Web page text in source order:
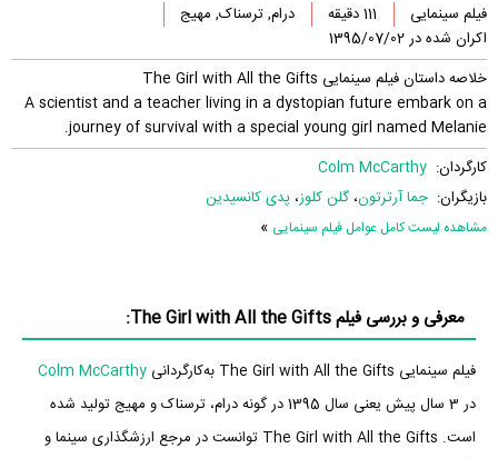
فیلم سینمایی 111 دقیقه
درام, ترسناک, مهیج
اکران شده در 1395/07/02
خلاصه داستان فیلم سینمایی The Girl with All the Gifts
A scientist and a teacher living in a dystopian future embark on a
journey of survival with a special young girl named Melanie.
کارگردان: Colm McCarthy
بازیگران: جما آرترتون، گلن کلوز، پدی کانسیدین
مشاهده لیست کامل عوامل فیلم سینمایی »
معرفی و بررسی فیلم The Girl with All the Gifts:
فیلم سینمایی The Girl with All the Gifts به‌کارگردانی
Colm McCarthy
در 3 سال پیش یعنی سال 1395 در گونه درام، ترسناک و مهیج تولید شده
است. The Girl with All the Gifts توانست در مرجع ارزشگذاری سینما و